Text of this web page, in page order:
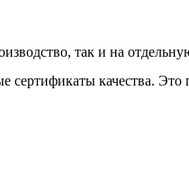
так и на
качества.